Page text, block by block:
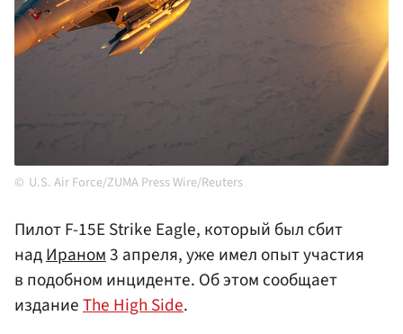
U.S. Air Force/ZUMA Press Wire/Reuters
Пилот F-15E Strike Eagle, который был сбит
надИраном3 апреля, уже имел опыт участия
в подобном инциденте. Об этом сообщает
изданиеThe High Side.